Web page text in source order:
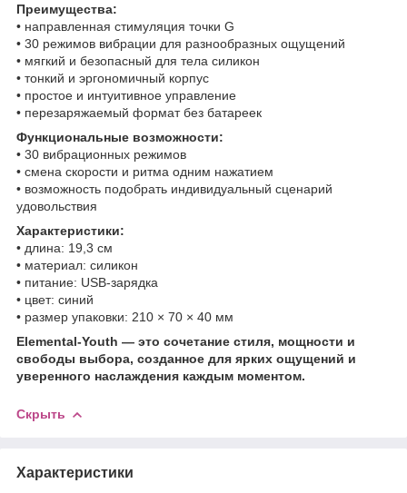
Преимущества:
• направленная стимуляция точки G
• 30 режимов вибрации для разнообразных ощущений
• мягкий и безопасный для тела силикон
• тонкий и эргономичный корпус
• простое и интуитивное управление
• перезаряжаемый формат без батареек
Функциональные возможности:
• 30 вибрационных режимов
• смена скорости и ритма одним нажатием
• возможность подобрать индивидуальный сценарий
удовольствия
Характеристики:
• длина: 19,3 см
• материал: силикон
• питание: USB-зарядка
• цвет: синий
• размер упаковки: 210 × 70 × 40 мм
Elemental-Youth — это сочетание стиля, мощности и
свободы выбора, созданное для ярких ощущений и
уверенного наслаждения каждым моментом.
Скрыть
Характеристики